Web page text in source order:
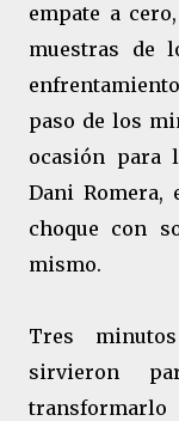
empate a
muestras de
paso de los
ocasión para
Dani Romera,
choque con
mismo.
Tres
sirvieron